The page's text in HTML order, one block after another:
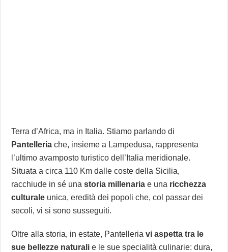
Terra d’Africa, ma in Italia. Stiamo parlando di
Pantelleria che, insieme a Lampedusa, rappresenta
l’ultimo avamposto turistico dell’Italia meridionale.
Situata a circa 110 Km dalle coste della Sicilia,
racchiude in sé unastoria millenariae una ricchezza
culturale unica, eredità dei popoli che, col passar dei
secoli, vi si sono susseguiti.
Oltre alla storia, in estate, Pantelleriavi aspetta tra le
sue bellezze naturali e le sue specialità culinarie: dura,